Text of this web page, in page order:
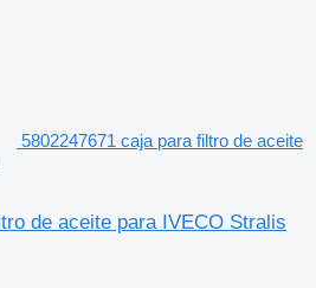
5802247671 caja para filtro de aceite
de aceite para IVECO Stralis